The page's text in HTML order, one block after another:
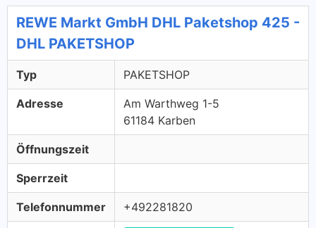
REWE Markt GmbH DHL Paketshop 425 -
DHL PAKETSHOP
Typ PAKETSHOP
Adresse
Am Warthweg 1-5
61184 Karben
Öffnungszeit
Sperrzeit
Telefonnummer +492281820